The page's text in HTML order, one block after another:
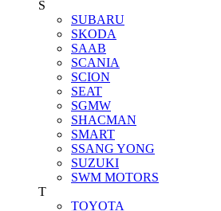
S
SUBARU
SKODA
SAAB
SCANIA
SCION
SEAT
SGMW
SHACMAN
SMART
SSANG YONG
SUZUKI
SWM MOTORS
T
TOYOTA